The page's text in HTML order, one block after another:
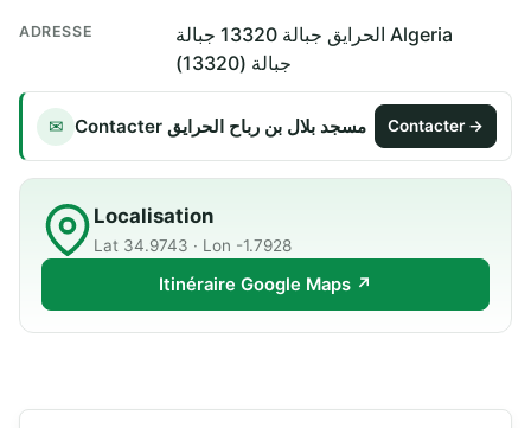
ADRESSE
الحرايق جبالة 13320 جبالة Algeria
جبالة (13320)
✉ Contacter مسجد بلال بن رباح الحرايق Contacter →
Localisation
Lat 34.9743 · Lon -1.7928
Itinéraire Google Maps ↗